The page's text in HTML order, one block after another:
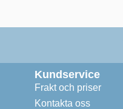
Kundservice
Frakt och priser
Kontakta oss